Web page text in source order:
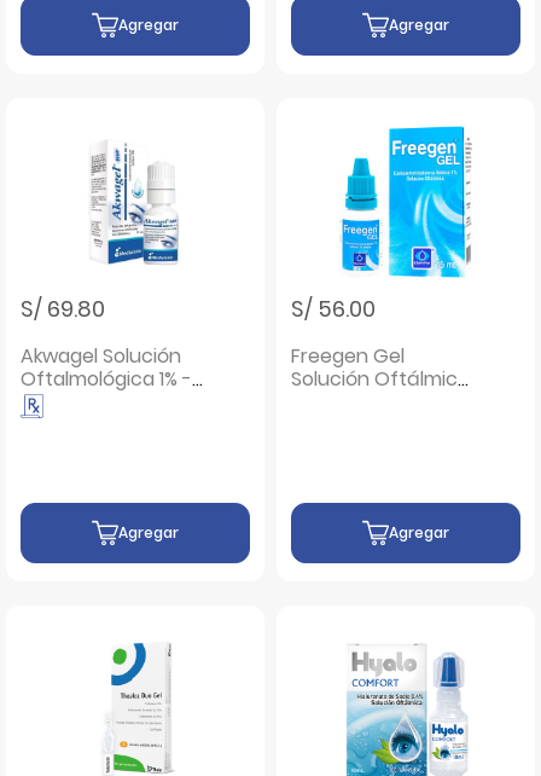
Agregar Agregar
S/ 69.80
Akwagel Solución
Oftalmológica 1% -
Frasco 15 ML
Agregar
S/ 56.00
Freegen Gel
Solución Oftálmica
Agregar